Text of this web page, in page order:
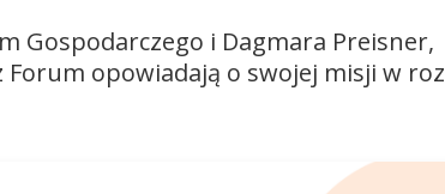
Gospodarczego i Dagmara Preisner,
opowiadają o swojej misji w